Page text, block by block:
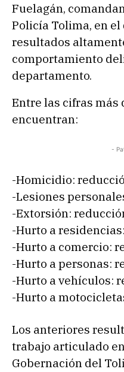
Fuelagán,
Policía Tolima, en
resultados
comportamiento
departamento.
Entre las cifras más
encuentran:
-
-Homicidio:
-Lesiones
-Extorsión:
-Hurto a
-Hurto a comercio:
-Hurto a personas:
-Hurto a vehículos:
-Hurto a
Los anteriores
trabajo articulado
Gobernación del